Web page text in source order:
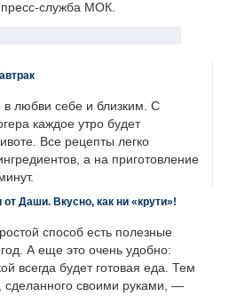
пресс-служба МОК.
в любви себе и близким. С
каждое утро будет
Все рецепты легко
а на приготовление
Даши. Вкусно, как ни «крути»!
способ есть полезные
А еще это очень удобно:
всегда будет готовая еда. Тем
сделанного своими руками, —